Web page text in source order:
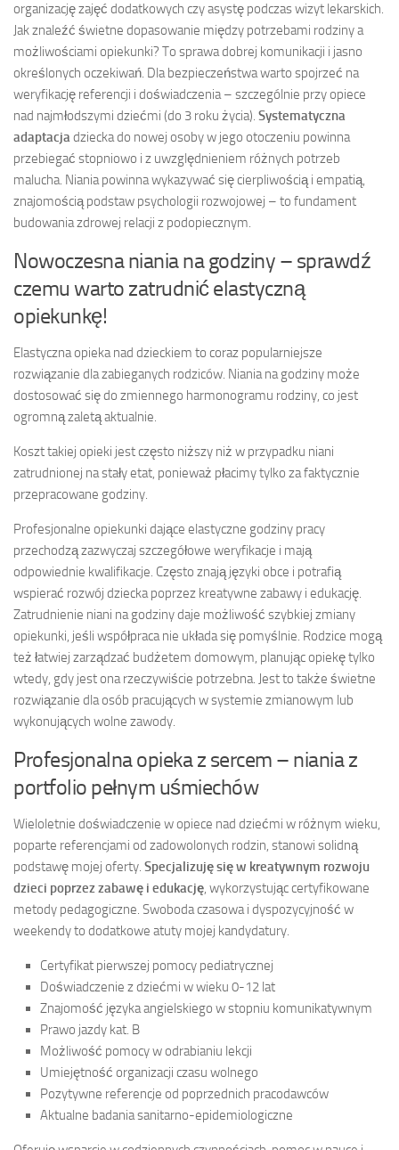
organizację zajęć dodatkowych czy asystę podczas wizyt lekarskich.
Jak znaleźć świetne dopasowanie między potrzebami rodziny a
możliwościami opiekunki? To sprawa dobrej komunikacji i jasno
określonych oczekiwań. Dla bezpieczeństwa warto spojrzeć na
weryfikację referencji i doświadczenia – szczególnie przy opiece
nad najmłodszymi dziećmi (do 3 roku życia). Systematyczna
adaptacjadziecka do nowej osoby w jego otoczeniu powinna
przebiegać stopniowo i z uwzględnieniem różnych potrzeb
malucha. Niania powinna wykazywać się cierpliwością i empatią,
znajomością podstaw psychologii rozwojowej – to fundament
budowania zdrowej relacji z podopiecznym.
Nowoczesna niania na godziny – sprawdź
czemu warto zatrudnić elastyczną
opiekunkę!
Elastyczna opieka nad dzieckiem to coraz popularniejsze
rozwiązanie dla zabieganych rodziców. Niania na godziny może
dostosować się do zmiennego harmonogramu rodziny, co jest
ogromną zaletą aktualnie.
Koszt takiej opieki jest często niższy niż w przypadku niani
zatrudnionej na stały etat, ponieważ płacimy tylko za faktycznie
przepracowane godziny.
Profesjonalne opiekunki dające elastyczne godziny pracy
przechodzą zazwyczaj szczegółowe weryfikacje i mają
odpowiednie kwalifikacje. Często znają języki obce i potrafią
wspierać rozwój dziecka poprzez kreatywne zabawy i edukację.
Zatrudnienie niani na godziny daje możliwość szybkiej zmiany
opiekunki, jeśli współpraca nie układa się pomyślnie. Rodzice mogą
też łatwiej zarządzać budżetem domowym, planując opiekę tylko
wtedy, gdy jest ona rzeczywiście potrzebna. Jest to także świetne
rozwiązanie dla osób pracujących w systemie zmianowym lub
wykonujących wolne zawody.
Profesjonalna opieka z sercem – niania z
portfolio pełnym uśmiechów
Wieloletnie doświadczenie w opiece nad dziećmi w różnym wieku,
poparte referencjami od zadowolonych rodzin, stanowi solidną
podstawę mojej oferty. Specjalizuję się w kreatywnym rozwoju
dzieci poprzez zabawę i edukację, wykorzystując certyfikowane
metody pedagogiczne. Swoboda czasowa i dyspozycyjność w
weekendy to dodatkowe atuty mojej kandydatury.
Certyfikat pierwszej pomocy pediatrycznej
Doświadczenie z dziećmi w wieku 0-12 lat
Znajomość języka angielskiego w stopniu komunikatywnym
Prawo jazdy kat. B
Możliwość pomocy w odrabianiu lekcji
Umiejętność organizacji czasu wolnego
Pozytywne referencje od poprzednich pracodawców
Aktualne badania sanitarno-epidemiologiczne